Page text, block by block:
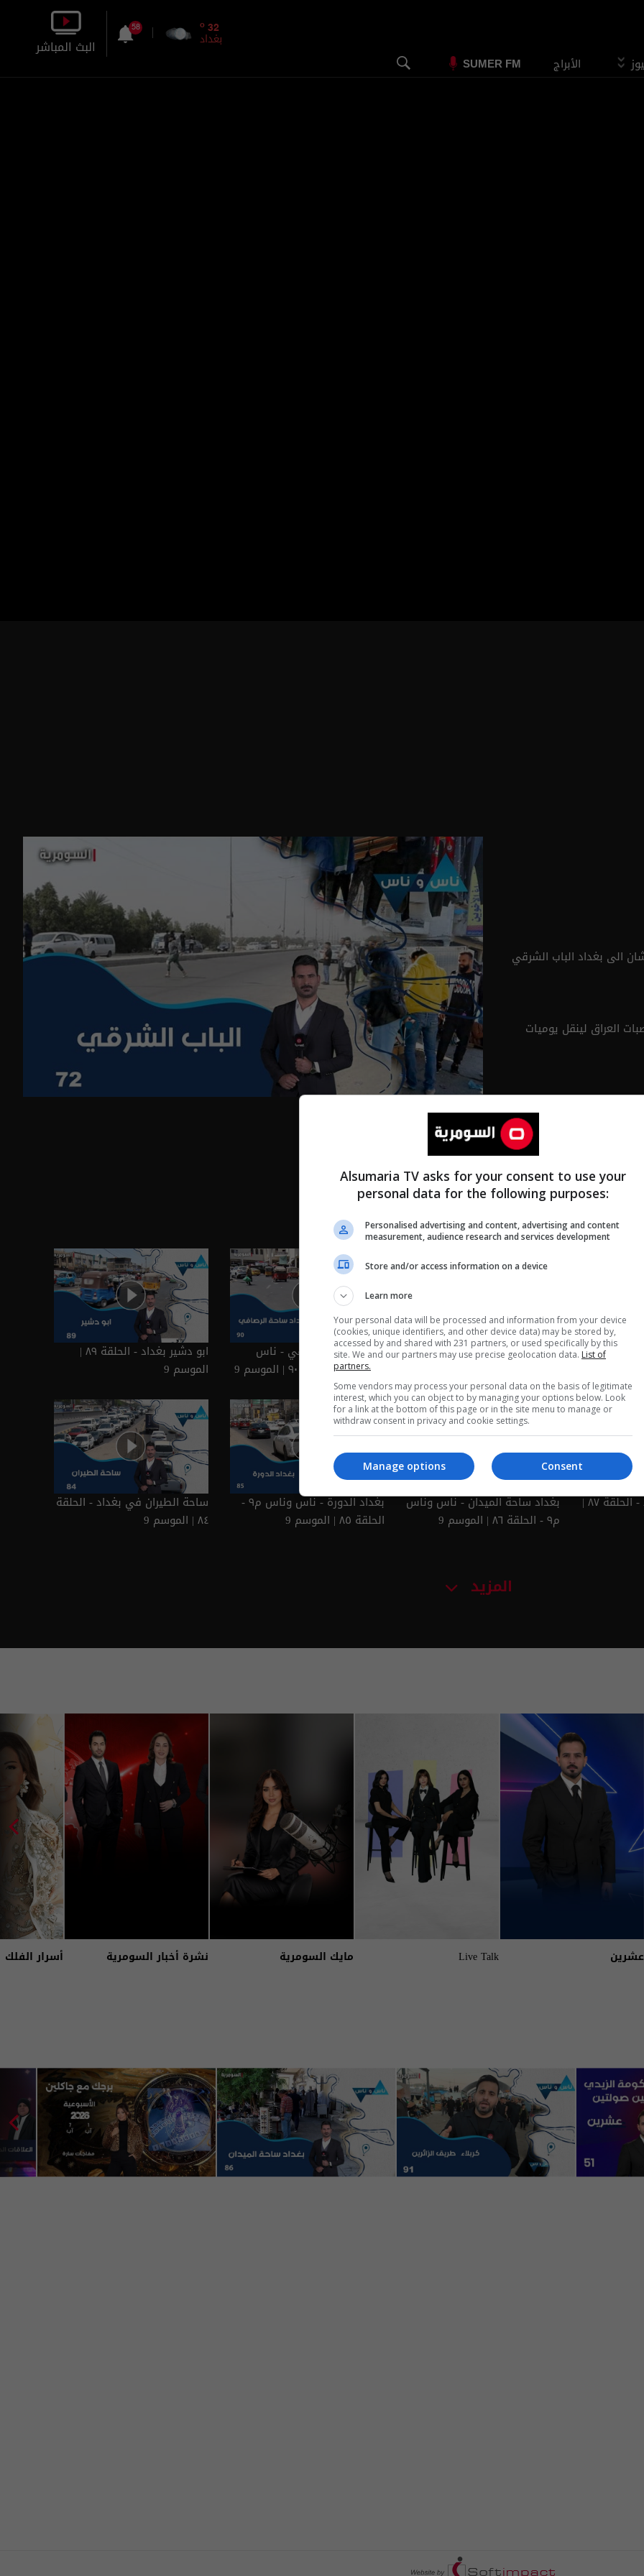
الأبراج SUMER FM
32
o
بغداد
58
البث المباشر
الى بغداد الباب الشرقي
العراق لينقل يوميات
- ناس وناس
كربلاء: كرم لا ينتهي في طريق
٩١ | الموسم 9
بغداد ساحة الرصافي - ناس
وناس م٩ - الحلقة ٩٠ | الموسم 9
ابو دشير بغداد - الحلقة ٨٩ |
الموسم 9
ساحة الخلاني بغداد - الحلقة ٨٧ |
بغداد ساحة الميدان - ناس وناس
م٩ - الحلقة ٨٦ | الموسم 9
بغداد الدورة - ناس وناس م٩ -
الحلقة ٨٥ | الموسم 9
ساحة الطيران في بغداد - الحلقة
٨٤ | الموسم 9
المزيد
عشرين Live Talk مايك السومرية نشرة أخبار السومرية أسرار الفلك
Alsumaria TV asks for your consent to use your
personal data for the following purposes:
Personalised advertising and content, advertising and content
measurement, audience research and services development
Store and/or access information on a device
Learn more
Your personal data will be processed and information from your device
(cookies, unique identifiers, and other device data) may be stored by,
accessed by and shared with 231 partners, or used specifically by this
site. We and our partners may use precise geolocation data. List of
partners.
Some vendors may process your personal data on the basis of legitimate
interest, which you can object to by managing your options below. Look
for a link at the bottom of this page or in the site menu to manage or
withdraw consent in privacy and cookie settings.
Consent
Manage options